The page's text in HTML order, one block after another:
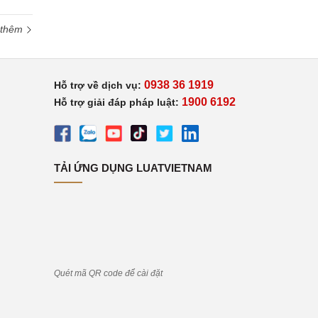
Hỗ trợ về dịch vụ: 0938 36 1919
Hỗ trợ giải đáp pháp luật: 1900 6192
TẢI ỨNG DỤNG LUATVIETNAM
Quét mã QR code để cài đặt